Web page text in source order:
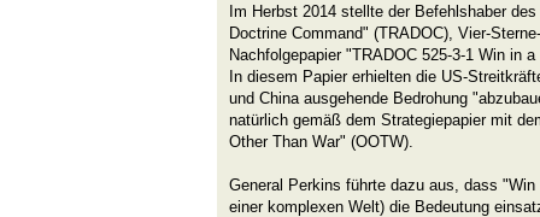
Im Herbst 2014 stellte der Befehlshaber
Doctrine Command" (TRADOC), Vier-
Nachfolgepapier "TRADOC 525-3-1 Win in
In diesem Papier erhielten die US-
und China ausgehende Bedrohung
natürlich gemäß dem Strategiepapier mit
Other Than War" (OOTW).
General Perkins führte dazu aus, dass
einer komplexen Welt) die Bedeutung